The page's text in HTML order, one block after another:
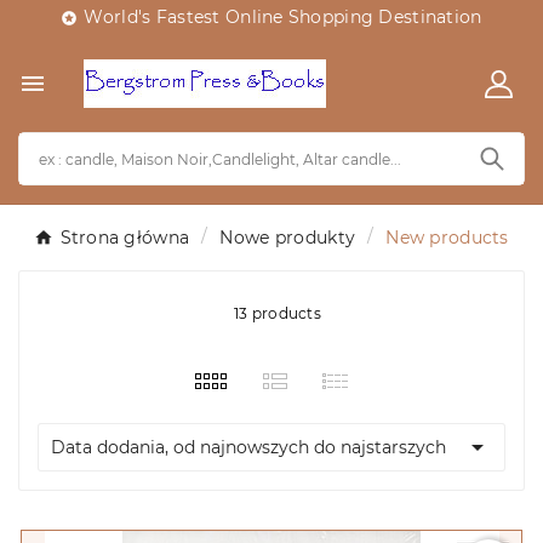
 World's Fastest Online Shopping Destination

Strona główna Nowe produkty New products
13 products
Data dodania, od najnowszych do najstarszych 